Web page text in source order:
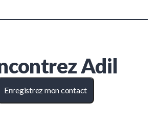
Adil
Enregistrez mon contact